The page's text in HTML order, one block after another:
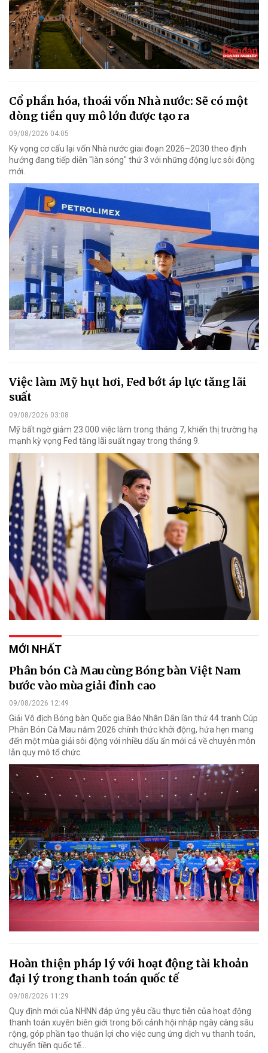
Cổ phần hóa, thoái vốn Nhà nước: Sẽ có một
dòng tiền quy mô lớn được tạo ra
09/08/2026 04:05
Kỳ vọng cơ cấu lại vốn Nhà nước giai đoạn 2026–2030 theo định
hướng đang tiếp diễn "làn sóng" thứ 3 với những động lực sôi động
mới.
Việc làm Mỹ hụt hơi, Fed bớt áp lực tăng lãi
suất
09/08/2026 03:08
Mỹ bất ngờ giảm 23.000 việc làm trong tháng 7, khiến thị trường hạ
mạnh kỳ vọng Fed tăng lãi suất ngay trong tháng 9.
MỚI NHẤT
Phân bón Cà Mau cùng Bóng bàn Việt Nam
bước vào mùa giải đỉnh cao
09/08/2026 12:49
Giải Vô địch Bóng bàn Quốc gia Báo Nhân Dân lần thứ 44 tranh Cúp
Phân Bón Cà Mau năm 2026 chính thức khởi động, hứa hẹn mang
đến một mùa giải sôi động với nhiều dấu ấn mới cả về chuyên môn
lẫn quy mô tổ chức.
Hoàn thiện pháp lý với hoạt động tài khoản
đại lý trong thanh toán quốc tế
09/08/2026 11:29
Quy định mới của NHNN đáp ứng yêu cầu thực tiễn của hoạt động
thanh toán xuyên biên giới trong bối cảnh hội nhập ngày càng sâu
rộng, góp phần tạo thuận lợi cho việc cung ứng dịch vụ thanh toán,
chuyển tiền quốc tế...